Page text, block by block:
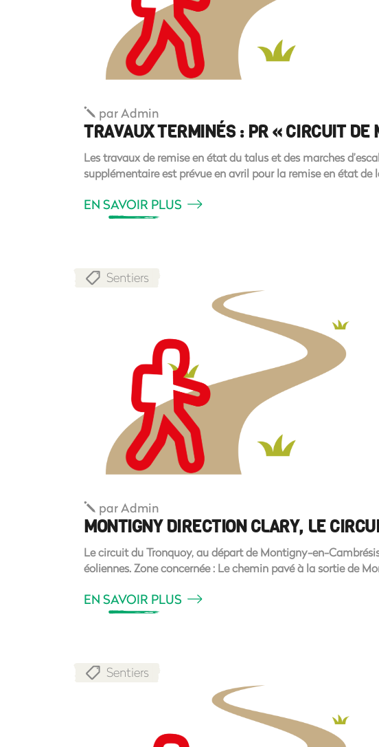
par Admin
TRAVAUX TERMINÉS : PR « CIRCUIT
Les travaux de remise en état du talus et des marches
supplémentaire est prévue en avril pour la remise en état de
EN SAVOIR PLUS
Sentiers
par Admin
MONTIGNY DIRECTION CLARY, LE
Le circuit du Tronquoy, au départ de Montigny-en-
éoliennes. Zone concernée : Le chemin pavé à la sortie de
EN SAVOIR PLUS
Sentiers